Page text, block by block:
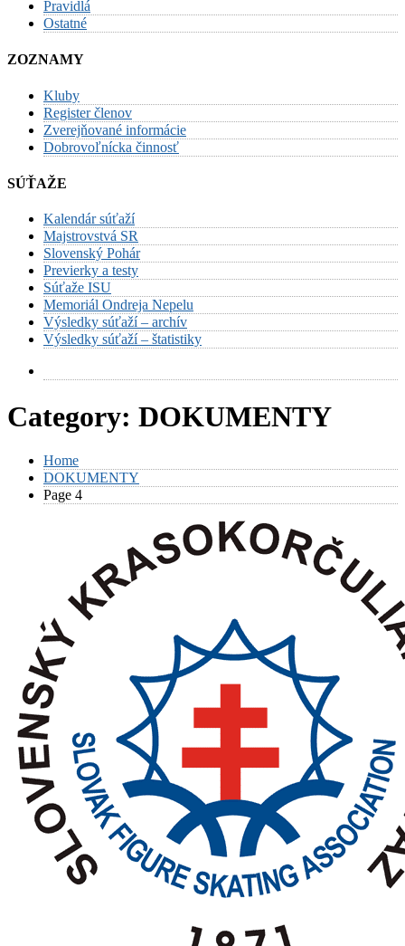
Pravidlá
Ostatné
ZOZNAMY
Kluby
Register členov
Zverejňované informácie
Dobrovoľnícka činnosť
SÚŤAŽE
Kalendár súťaží
Majstrovstvá SR
Slovenský Pohár
Previerky a testy
Súťaže ISU
Memoriál Ondreja Nepelu
Výsledky súťaží – archív
Výsledky súťaží – štatistiky
Category: DOKUMENTY
Home
DOKUMENTY
Page 4